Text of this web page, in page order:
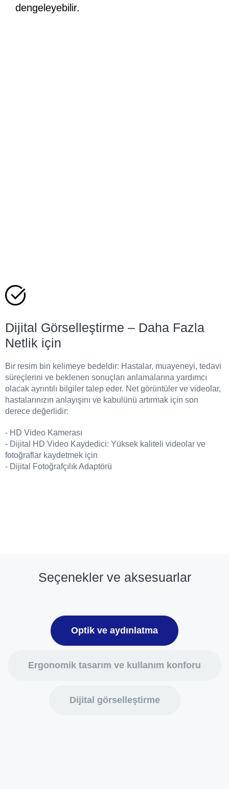
dengeleyebilir.
Dijital Görselleştirme – Daha Fazla
Netlik için
Bir resim bin kelimeye bedeldir: Hastalar, muayeneyi, tedavi
süreçlerini ve beklenen sonuçları anlamalarına yardımcı
olacak ayrıntılı bilgiler talep eder. Net görüntüler ve videolar,
hastalarınızın anlayışını ve kabulünü artırmak için son
derece değerlidir:
- HD Video Kamerası
- Dijital HD Video Kaydedici: Yüksek kaliteli videolar ve
fotoğraflar kaydetmek için
- Dijital Fotoğrafçılık Adaptörü
Seçenekler ve aksesuarlar
Optik ve aydınlatma
Ergonomik tasarım ve kullanım konforu
Dijital görselleştirme